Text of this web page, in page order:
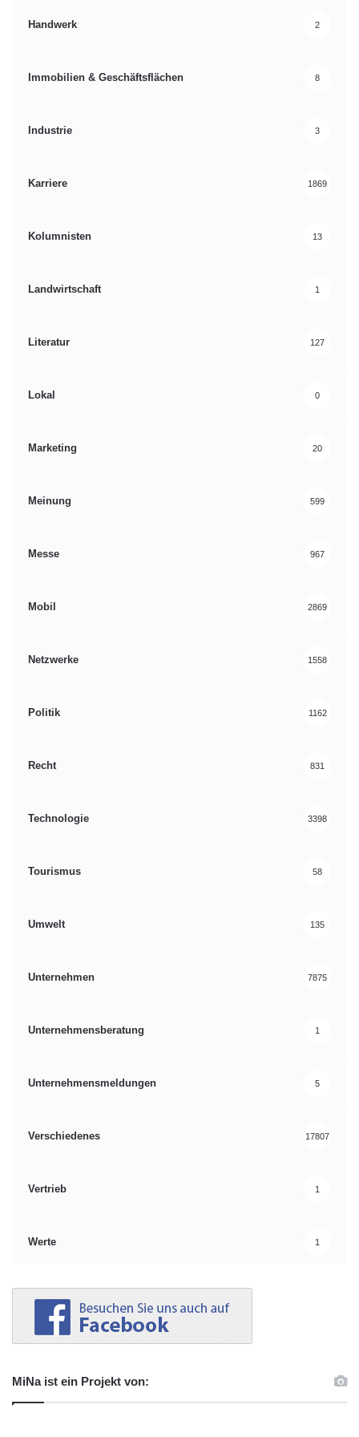
PDA Smartphone
Handwerk 2
Immobilien & Geschäftsflächen 8
Industrie 3
Karriere 1869
Kolumnisten 13
Landwirtschaft 1
Literatur 127
Lokal 0
Marketing 20
Meinung 599
Messe 967
Mobil 2869
Netzwerke 1558
Politik 1162
Recht 831
Technologie 3398
Tourismus 58
Umwelt 135
Unternehmen 7875
Unternehmensberatung 1
Unternehmensmeldungen 5
Verschiedenes 17807
Vertrieb 1
Werte 1
MiNa ist ein Projekt von: